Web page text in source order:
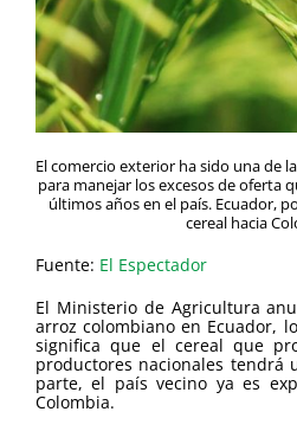
El comercio exterior ha sido una de
para manejar los excesos de oferta
últimos años en el país. Ecuador,
cereal hacia
Fuente: El Espectador
El Ministerio de Agricultura
arroz colombiano en Ecuador,
significa que el cereal que
productores nacionales tendrá
parte, el país vecino ya es
Colombia.